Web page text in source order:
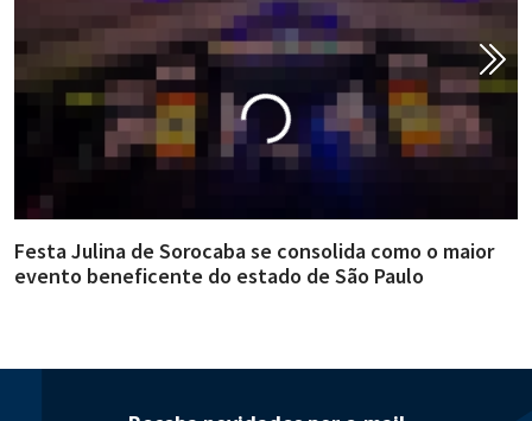
Festa Julina de Sorocaba se consolida como o maior
evento beneficente do estado de São Paulo